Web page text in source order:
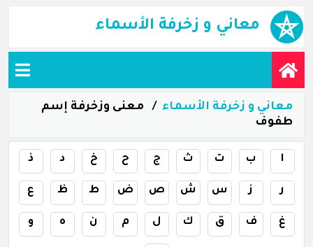
معاني و زخرفة الأسماء
معاني و زخرفة الأسماء
معنى وزخرفة إسم
طفوف
ا ب ت ث ج ح خ د ذ
ر ز س ش ص ض ط ظ ع
غ ف ق ك ل م ن ه و